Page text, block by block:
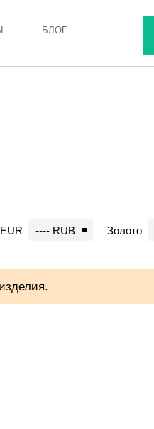
БЛОГ
EUR ---- RUB Золото